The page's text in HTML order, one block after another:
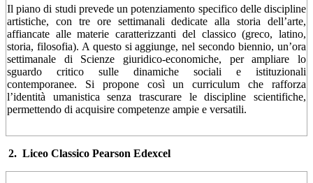
Il piano di studi prevede un potenziamento specifico delle discipline
artistiche, con tre ore settimanali dedicate alla storia dell’arte,
affiancate alle materie caratterizzanti del classico (greco, latino,
storia, filosofia). A questo si aggiunge, nel secondo biennio, un’ora
settimanale di Scienze giuridico-economiche, per ampliare lo
sguardo critico sulle dinamiche sociali e istituzionali
contemporanee. Si propone così un curriculum che rafforza
l’identità umanistica senza trascurare le discipline scientifiche,
permettendo di acquisire competenze ampie e versatili.
2. Liceo Classico Pearson Edexcel